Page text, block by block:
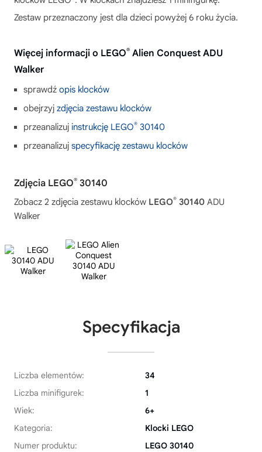
Zestaw przeznaczony jest dla dzieci powyżej 6 roku życia.
Więcej informacji o LEGO® Alien Conquest ADU
Walker
sprawdź opis klocków
obejrzyj zdjęcia zestawu klocków
przeanalizuj instrukcję LEGO® 30140
przeanalizuj specyfikację zestawu klocków
Zdjęcia LEGO® 30140
Zobacz 2 zdjęcia zestawu klocków LEGO® 30140 ADU
Walker
Specyfikacja
Liczba elementów:
34
Liczba minifigurek:
1
Wiek:
6+
Kategoria:
Klocki LEGO
Numer produktu:
LEGO 30140